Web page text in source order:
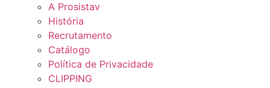
A Prosistav
História
Recrutamento
Catálogo
Política de Privacidade
CLIPPING